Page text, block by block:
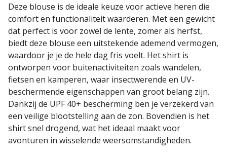
Deze blouse is de ideale keuze voor actieve heren die
comfort en functionaliteit waarderen. Met een gewicht
dat perfect is voor zowel de lente, zomer als herfst,
biedt deze blouse een uitstekende ademend vermogen,
waardoor je je de hele dag fris voelt. Het shirt is
ontworpen voor buitenactiviteiten zoals wandelen,
fietsen en kamperen, waar insectwerende en UV-
beschermende eigenschappen van groot belang zijn.
Dankzij de UPF 40+ bescherming ben je verzekerd van
een veilige blootstelling aan de zon. Bovendien is het
shirt snel drogend, wat het ideaal maakt voor
avonturen in wisselende weersomstandigheden.